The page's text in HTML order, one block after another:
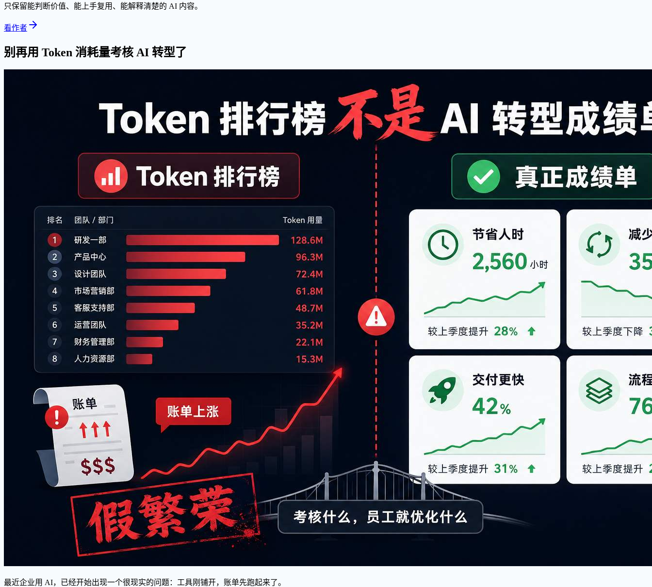
只保留能判断价值、能上手复用、能解释清楚的 AI 内容。
看作者
别再用 Token 消耗量考核 AI 转型了
最近企业用 AI，已经开始出现一个很现实的问题：工具刚铺开，账单先跑起来了。